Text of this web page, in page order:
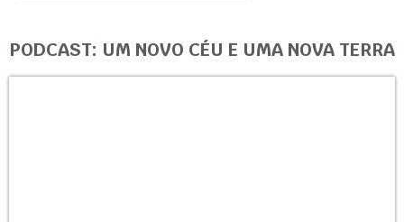
PODCAST: UM NOVO CÉU E UMA NOVA TERRA